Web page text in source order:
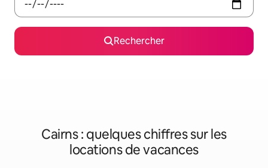
Rechercher
Cairns : quelques chiffres sur les
locations de vacances